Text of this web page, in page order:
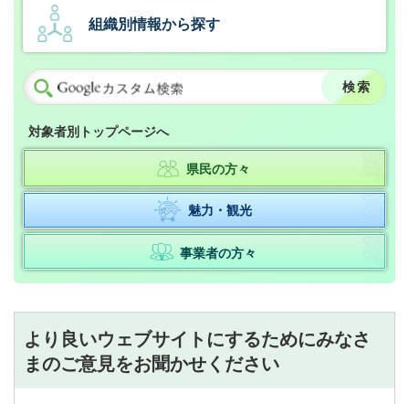
組織別情報から探す
対象者別トップページへ
県民の方々
魅力・観光
事業者の方々
より良いウェブサイトにするためにみなさ
まのご意見をお聞かせください